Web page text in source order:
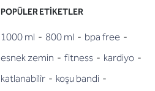
POPÜLER ETIKETLER
1000 ml - 800 ml - bpa free -
esnek zemin - fitness - kardiyo -
katlanabi̇li̇r - koşu bandi -